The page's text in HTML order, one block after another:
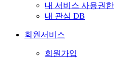
내 서비스 사용권한
내 관심 DB
회원서비스
회원가입